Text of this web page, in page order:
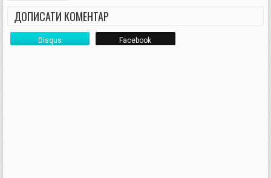
ДОПИСАТИ КОМЕНТАР
Disqus Facebook